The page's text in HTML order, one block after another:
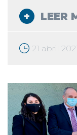
LEER
21 abril